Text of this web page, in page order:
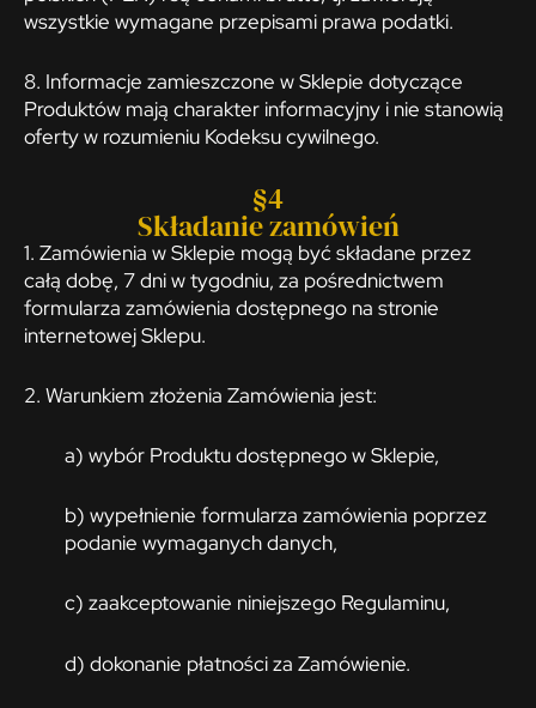
wszystkie wymagane przepisami prawa podatki.
8. Informacje zamieszczone w Sklepie dotyczące
Produktów mają charakter informacyjny i nie stanowią
oferty w rozumieniu Kodeksu cywilnego.
§4
Składanie zamówień
1. Zamówienia w Sklepie mogą być składane przez
całą dobę, 7 dni w tygodniu, za pośrednictwem
formularza zamówienia dostępnego na stronie
internetowej Sklepu.
2. Warunkiem złożenia Zamówienia jest:
a) wybór Produktu dostępnego w Sklepie,
b) wypełnienie formularza zamówienia poprzez
podanie wymaganych danych,
c) zaakceptowanie niniejszego Regulaminu,
d) dokonanie płatności za Zamówienie.